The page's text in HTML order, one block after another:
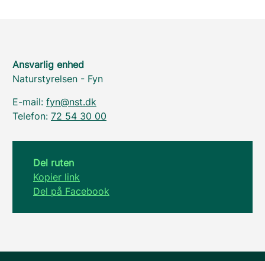
Ansvarlig enhed
Naturstyrelsen - Fyn
E-mail: fyn@nst.dk
Telefon: 72 54 30 00
Del ruten
Kopier link
Del på Facebook